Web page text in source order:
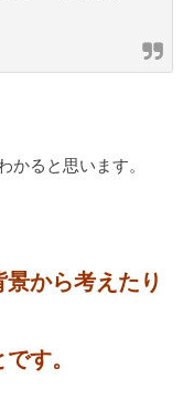
かると思います。
から考えたり
す。